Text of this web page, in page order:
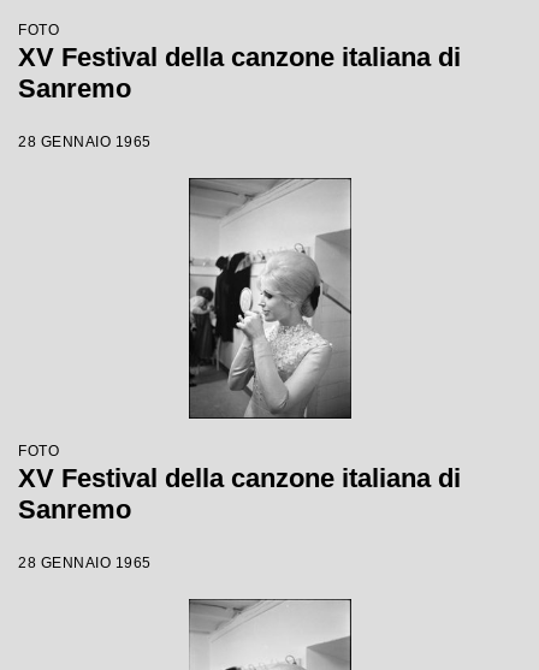
FOTO
XV Festival della canzone italiana di
Sanremo
28 GENNAIO 1965
FOTO
XV Festival della canzone italiana di
Sanremo
28 GENNAIO 1965